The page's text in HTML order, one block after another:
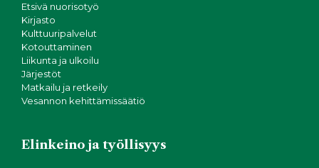
Etsivä nuorisotyö
Kirjasto
Kulttuuripalvelut
Kotouttaminen
Liikunta ja ulkoilu
Järjestöt
Matkailu ja retkeily
Vesannon kehittämissäätiö
Elinkeino ja työllisyys